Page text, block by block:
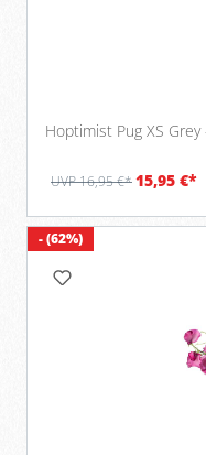
Hoptimist Pug XS Grey
UVP 16,95 €*15,95 €*
- (62%)